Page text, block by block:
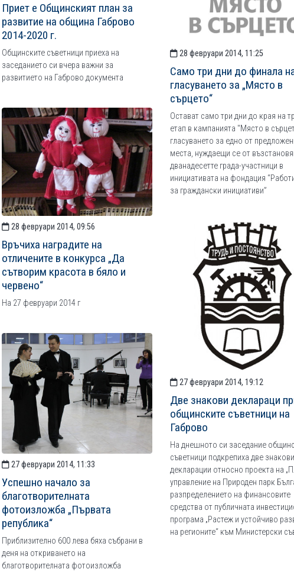
Приет е Общинският план за
развитие на община Габрово
2014-2020 г.
Общинските съветници приеха на
заседанието си вчера важни за
развитието на Габрово документа
28 февруари 2014, 11:25
Само три дни до финала
гласуването за „Място в
сърцето“
Остават само три дни до края на
етап в кампанията "Място в
гласуването за едно от
места, нуждаещи се от
дванадесетте града-участници в
инициативата на фондация
за граждански инициативи”
28 февруари 2014, 09:56
Връчиха наградите на
отличените в конкурса „Да
сътворим красота в бяло и
червено“
На 27 февруари 2014 г
27 февруари 2014, 19:12
Две знакови деклараци
общинските съветници на
Габрово
На днешното си заседание
съветници подкрепиха две знакови
декларации относно проекта на
управление на Природен парк
разпределението на финансовите
средства от публичната
програма „Растеж и устойчиво
на регионите“ към Министерски
27 февруари 2014, 11:33
Успешно начало за
благотворителната
фотоизложба „Първата
република“
Приблизително 600 лева бяха събрани в
деня на откриването на
благотворителната фотоизложба